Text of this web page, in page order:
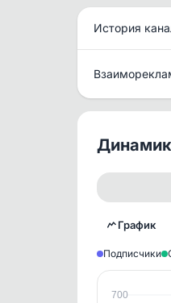
История
График
Подписчики
700